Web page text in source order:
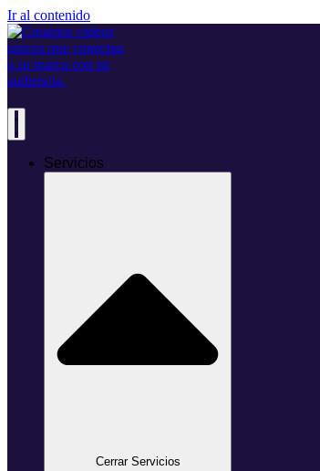
Ir al contenido
Servicios
Cerrar Servicios